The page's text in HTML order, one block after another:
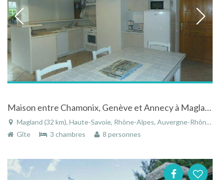
Maison entre Chamonix, Genève et Annecy à Magland en Haute-Savoie dans les Alpes
Magland (32 km), Haute-Savoie, Rhône-Alpes, Auvergne-Rhône-Alpes, France
Gîte
3 chambres 8 personnes